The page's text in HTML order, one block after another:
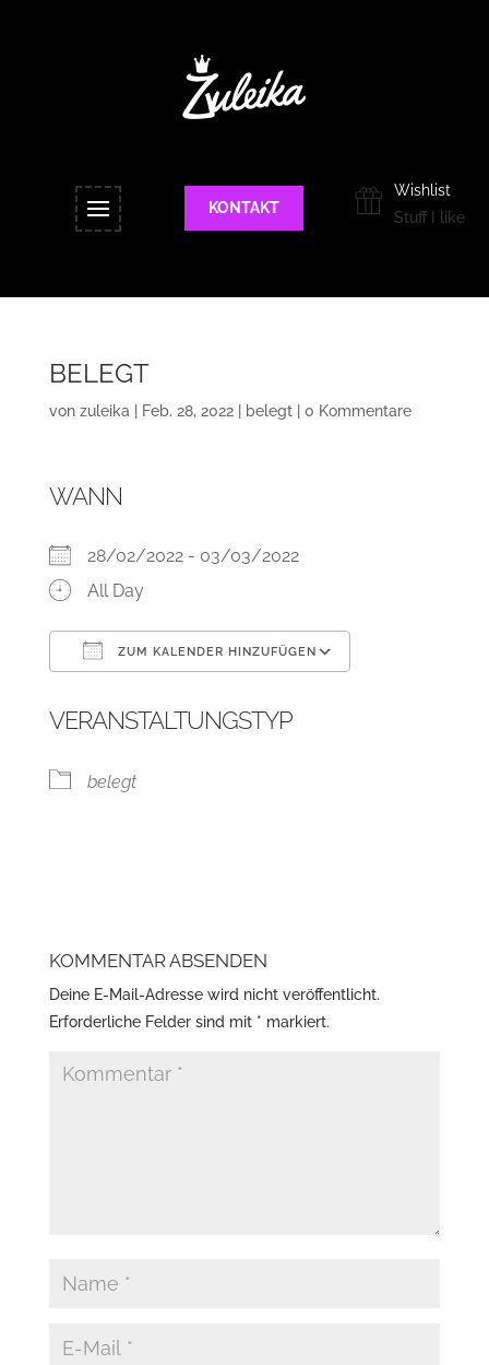
KONTAKT
Wishlist
Stuff I like
BELEGT
von zuleika Feb. 28, 2022| belegt| 0 Kommentare
WANN
28/02/2022 - 03/03/2022
All Day
ZUM KALENDER HINZUFÜGEN
VERANSTALTUNGSTYP
belegt
KOMMENTAR ABSENDEN
Deine E-Mail-Adresse wird nicht veröffentlicht.
Erforderliche Felder sind mit * markiert.